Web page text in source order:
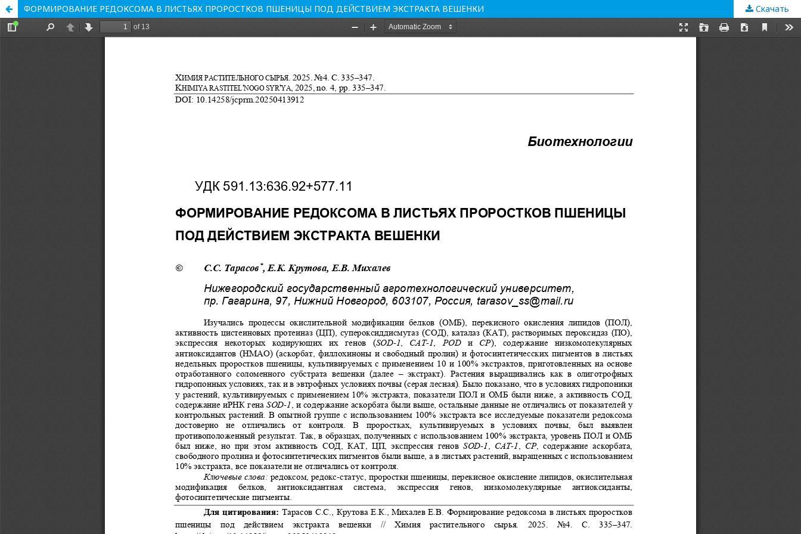
ФОРМИРОВАНИЕ РЕДОКСОМА В ЛИСТЬЯХ ПРОРОСТКОВ ПШЕНИЦЫ ПОД ДЕЙСТВИЕМ ЭКСТРАКТА ВЕШЕНКИ Скачать